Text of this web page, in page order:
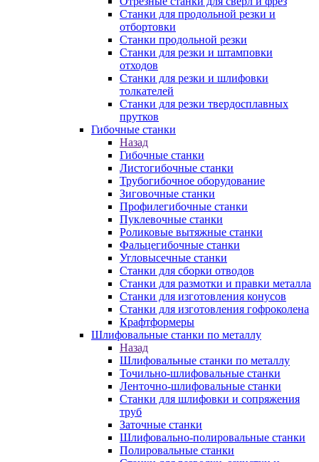
Станки для продольной резки и
отбортовки
Станки продольной резки
Станки для резки и штамповки
отходов
Станки для резки и шлифовки
толкателей
Станки для резки твердосплавных
прутков
Гибочные станки
Назад
Гибочные станки
Листогибочные станки
Трубогибочное оборудование
Зиговочные станки
Профилегибочные станки
Пуклевочные станки
Роликовые вытяжные станки
Фальцегибочные станки
Угловысечные станки
Станки для сборки отводов
Станки для размотки и правки металла
Станки для изготовления конусов
Станки для изготовления гофроколена
Крафтформеры
Шлифовальные станки по металлу
Назад
Шлифовальные станки по металлу
Точильно-шлифовальные станки
Ленточно-шлифовальные станки
Станки для шлифовки и сопряжения
труб
Заточные станки
Шлифовально-полировальные станки
Полировальные станки